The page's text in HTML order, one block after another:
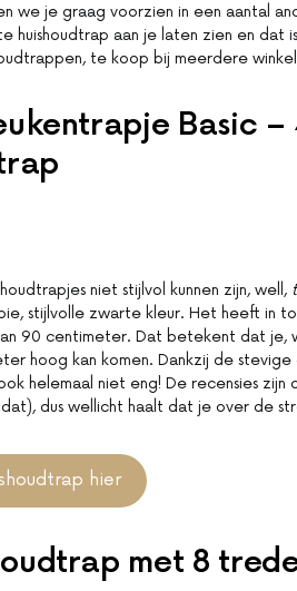
we je graag voorzien in een aantal
huishoudtrap aan je laten zien en dat
te koop bij meerdere
Basic
niet stijlvol kunnen zijn, well,
stijlvolle zwarte kleur. Het heeft in
90 centimeter. Dat betekent dat je,
hoog kan komen. Dankzij de
helemaal niet eng! De recensies
dus wellicht haalt dat je over de
hier
met 8